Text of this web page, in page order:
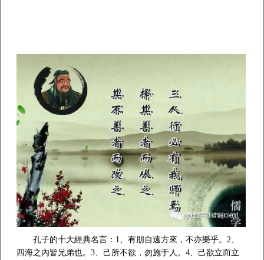
孔子的十大經典名言：1、有朋自遠方來，不亦樂乎。2、
四海之內皆兄弟也。3、己所不欲，勿施于人。4、己欲立而立